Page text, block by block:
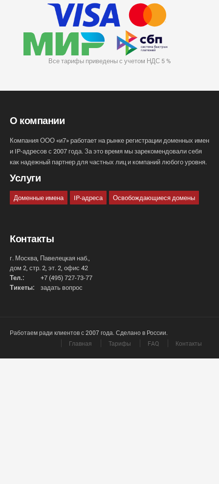
Все тарифы приведены с учетом НДС 5 %
О компании
Компания ООО «и7» работает на рынке регистрации доменных имен
и IP-адресов с 2007 года. За это время мы зарекомендовали себя
как надежный партнер для частных лиц и компаний любого уровня.
Услуги
Доменные имена IP-адреса Освобождающиеся домены
Контакты
г. Москва, Павелецкая наб.,
дом 2, стр. 2, эт. 2, офис 42
Тел.:
+7 (495) 727-73-77
Тикеты:
задать вопрос
Работаем ради клиентов с 2007 года. Сделано в России.
Главная
Тарифы FAQ Контакты